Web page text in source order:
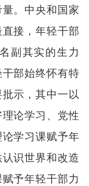
。中央和国家
接，年轻干部
副其实的生力
部始终怀有特
示，其中一以
论学习、党性
学习课赋予年
识世界和改造
予年轻干部力